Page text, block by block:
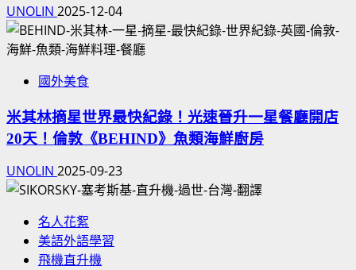
UNOLIN 2025-12-04
國外美食
米其林摘星世界最快紀錄！光速晉升一星餐廳開店
20天！倫敦《BEHIND》魚類海鮮廚房
UNOLIN 2025-09-23
名人花絮
美語外語學習
飛機直升機